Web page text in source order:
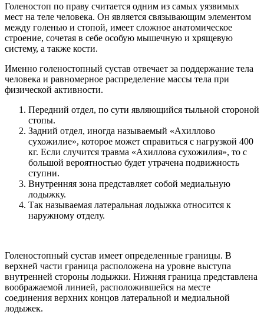
Голеностоп по праву считается одним из самых уязвимых
мест на теле человека. Он является связывающим элементом
между голенью и стопой, имеет сложное анатомическое
строение, сочетая в себе особую мышечную и хрящевую
систему, а также кости.
Именно голеностопный сустав отвечает за поддержание тела
человека и равномерное распределение массы тела при
физической активности.
Передний отдел, по сути являющийся тыльной стороной
стопы.
Задний отдел, иногда называемый «Ахиллово
сухожилие», которое может справиться с нагрузкой 400
кг. Если случится травма «Ахиллова сухожилия», то с
большой вероятностью будет утрачена подвижность
ступни.
Внутренняя зона представляет собой медиальную
лодыжку.
Так называемая латеральная лодыжка относится к
наружному отделу.
Голеностопный сустав имеет определенные границы. В
верхней части граница расположена на уровне выступа
внутренней стороны лодыжки. Нижняя граница представлена
воображаемой линией, расположившейся на месте
соединения верхних концов латеральной и медиальной
лодыжек.